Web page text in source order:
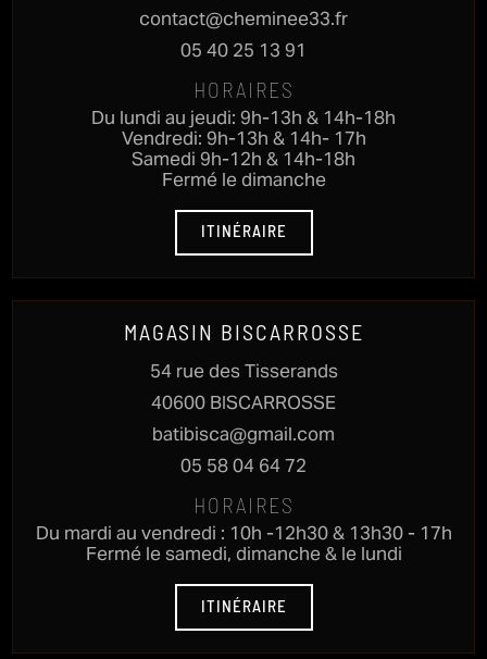
contact@cheminee33.fr
05 40 25 13 91
HORAIRES
Du lundi au jeudi: 9h-13h & 14h-18h
Vendredi: 9h-13h & 14h- 17h
Samedi 9h-12h & 14h-18h
Fermé le dimanche
ITINÉRAIRE
MAGASIN BISCARROSSE
54 rue des Tisserands
40600 BISCARROSSE
batibisca@gmail.com
05 58 04 64 72
HORAIRES
Du mardi au vendredi : 10h -12h30 & 13h30 - 17h
Fermé le samedi, dimanche & le lundi
ITINÉRAIRE